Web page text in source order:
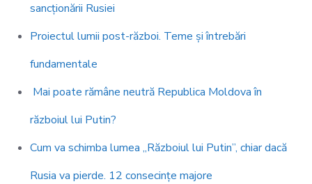
sancționării Rusiei
Proiectul lumii post-război. Teme și întrebări
fundamentale
Mai poate rămâne neutră Republica Moldova în
războiul lui Putin?
Cum va schimba lumea „Războiul lui Putin”, chiar dacă
Rusia va pierde. 12 consecințe majore